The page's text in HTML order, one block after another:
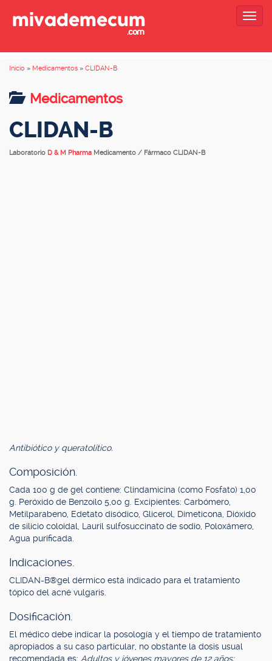
Inicio » Medicamentos » CLIDAN-B
Medicamentos
CLIDAN-B
Laboratorio D & M Pharma Medicamento / Fármaco CLIDAN-B
Antibiótico y queratolítico.
Composición.
Cada 100 g de gel contiene: Clindamicina (como Fosfato) 1,00
g. Peróxido de Benzoílo 5,00 g. Excipientes: Carbómero,
Metilparabeno, Edetato disódico, Glicerol, Dimeticona, Dióxido
de silicio coloidal, Lauril sulfosuccinato de sodio, Poloxámero,
Agua purificada.
Indicaciones.
CLIDAN-B®gel dérmico está indicado para el tratamiento
tópico del acné vulgaris.
Dosificación.
El médico debe indicar la posología y el tiempo de tratamiento
apropiados a su caso particular, no obstante la dosis usual
recomendada es: Adultos y jóvenes mayores de 12 años: